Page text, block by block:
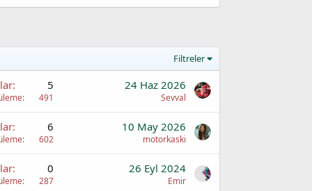
Filtreler
5
491
24 Haz 2026
Sevval
6
602
10 May 2026
motorkaski
0
287
26 Eyl 2024
Emir